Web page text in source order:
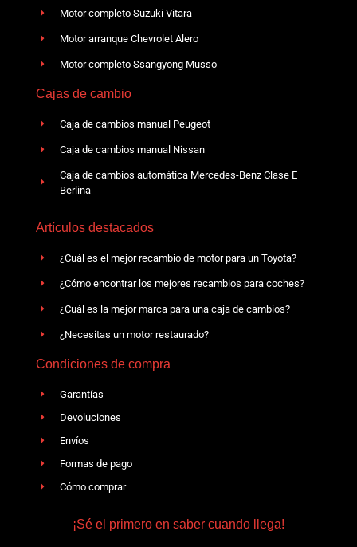
Motor completo Suzuki Vitara
Motor arranque Chevrolet Alero
Motor completo Ssangyong Musso
Cajas de cambio
Caja de cambios manual Peugeot
Caja de cambios manual Nissan
Caja de cambios automática Mercedes-Benz Clase E
Berlina
Artículos destacados
¿Cuál es el mejor recambio de motor para un Toyota?
¿Cómo encontrar los mejores recambios para coches?
¿Cuál es la mejor marca para una caja de cambios?
¿Necesitas un motor restaurado?
Condiciones de compra
Garantías
Devoluciones
Envíos
Formas de pago
Cómo comprar
¡Sé el primero en saber cuando llega!